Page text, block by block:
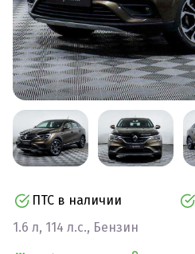
ПТС в наличии
1.6 л, 114 л.с., Бензин